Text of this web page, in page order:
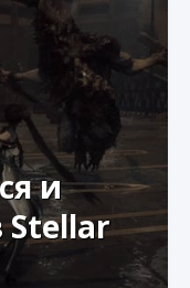
of Ava
и
Stellar